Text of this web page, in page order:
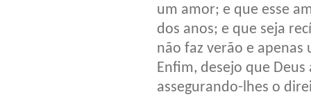
um amor; e que esse
dos anos; e que seja
não faz verão e
Enfim, desejo que
assegurando-lhes o